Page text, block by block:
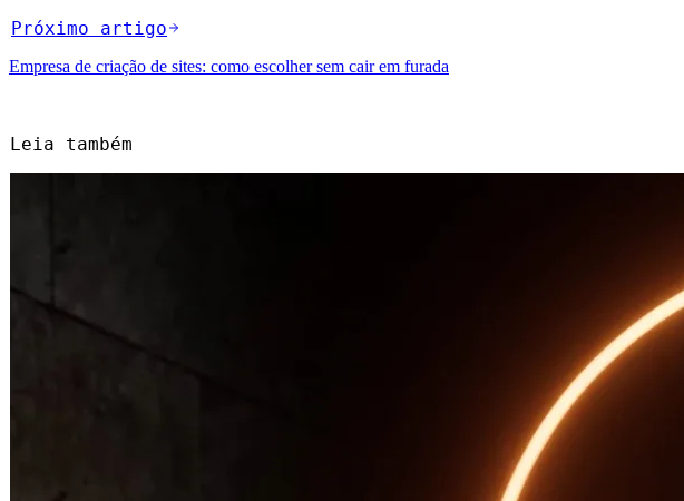
Próximo artigo
Empresa de criação de sites: como escolher sem cair em furada
Leia também